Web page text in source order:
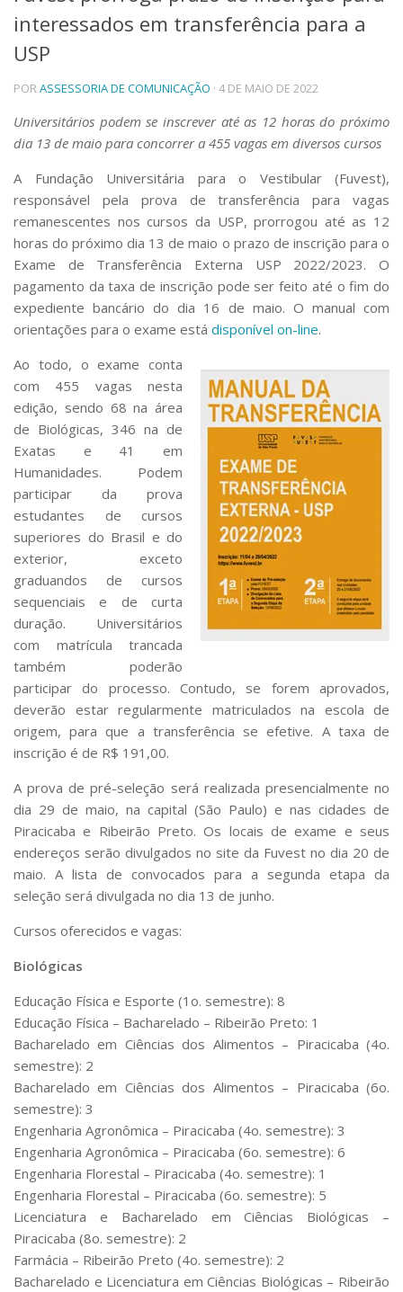
Telefones e Mapas
Pessoas
Ensino
Graduação
Educação a distância
Cursos de Extensão
Pesquisa e Inovação
Linhas de Pesquisa
Centros, Núcleos e Projetos em Rede
Pós-doutorado
Iniciação Científica
Transferência de Tecnologia
Empresas Juniores
Extensão à Comunidade
Artes, Cultura e Esportes
Museus e Espaços Interativos
Serviços
Bibliotecas
Apoio ao Estudante
Segurança, Trânsito e Prevenção
RH, Administrativo e Financeiro
Outros serviços
Comunicação
Assessorias e Mídias
Aplicativos e Sites
Jornal da USP
Agenda de Eventos
Defesa de Teses
interessados em transferência para a
USP
PORASSESSORIA DE COMUNICAÇÃO · 4 DE MAIO DE 2022
Universitários podem se inscrever até as 12 horas do próximo
dia 13 de maio para concorrer a 455 vagas em diversos cursos
A Fundação Universitária para o Vestibular (Fuvest),
responsável pela prova de transferência para vagas
remanescentes nos cursos da USP, prorrogou até as 12
horas do próximo dia 13 de maio o prazo de inscrição para o
Exame de Transferência Externa USP 2022/2023. O
pagamento da taxa de inscrição pode ser feito até o fim do
expediente bancário do dia 16 de maio. O manual com
orientações para o exame está disponível on-line.
Ao todo, o exame conta
com 455 vagas nesta
edição, sendo 68 na área
de Biológicas, 346 na de
Exatas e 41 em
Humanidades. Podem
participar da prova
estudantes de cursos
superiores do Brasil e do
exterior, exceto
graduandos de cursos
sequenciais e de curta
duração. Universitários
com matrícula trancada
também poderão
participar do processo. Contudo, se forem aprovados,
deverão estar regularmente matriculados na escola de
origem, para que a transferência se efetive. A taxa de
inscrição é de R$ 191,00.
A prova de pré-seleção será realizada presencialmente no
dia 29 de maio, na capital (São Paulo) e nas cidades de
Piracicaba e Ribeirão Preto. Os locais de exame e seus
endereços serão divulgados no site da Fuvest no dia 20 de
maio. A lista de convocados para a segunda etapa da
seleção será divulgada no dia 13 de junho.
Cursos oferecidos e vagas:
Biológicas
Educação Física e Esporte (1o. semestre): 8
Educação Física – Bacharelado – Ribeirão Preto: 1
Bacharelado em Ciências dos Alimentos – Piracicaba (4o.
semestre): 2
Bacharelado em Ciências dos Alimentos – Piracicaba (6o.
semestre): 3
Engenharia Agronômica – Piracicaba (4o. semestre): 3
Engenharia Agronômica – Piracicaba (6o. semestre): 6
Engenharia Florestal – Piracicaba (4o. semestre): 1
Engenharia Florestal – Piracicaba (6o. semestre): 5
Licenciatura e Bacharelado em Ciências Biológicas –
Piracicaba (8o. semestre): 2
Farmácia – Ribeirão Preto (4o. semestre): 2
Bacharelado e Licenciatura em Ciências Biológicas – Ribeirão